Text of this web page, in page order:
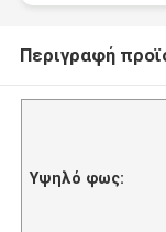
Περιγραφή
Υψηλό φως: